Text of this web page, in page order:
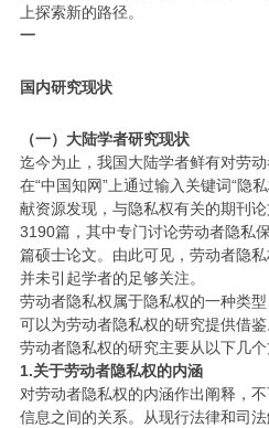
上探索新的路径。
一
国内研究现状
（一）大陆学者研究现状
迄今为止，我国大陆学者鲜有对劳
在“中国知网”上通过输入关键词“隐
献资源发现，与隐私权有关的期刊
3190篇，其中专门讨论劳动者隐私
篇硕士论文。由此可见，劳动者隐
并未引起学者的足够关注。
劳动者隐私权属于隐私权的一种类
可以为劳动者隐私权的研究提供借
劳动者隐私权的研究主要从以下几个
1.关于劳动者隐私权的内涵
对劳动者隐私权的内涵作出阐释，
信息之间的关系。从现行法律和司